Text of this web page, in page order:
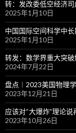
转：发改委低空经济
2025年1月10日
中国国际空间科学中
2025年1月10日
转发：数学界重大突
2024年7月22日
盘点︱2023美国物理
2023年12月21日
应该对“大爆炸”理论说
2023年10月26日